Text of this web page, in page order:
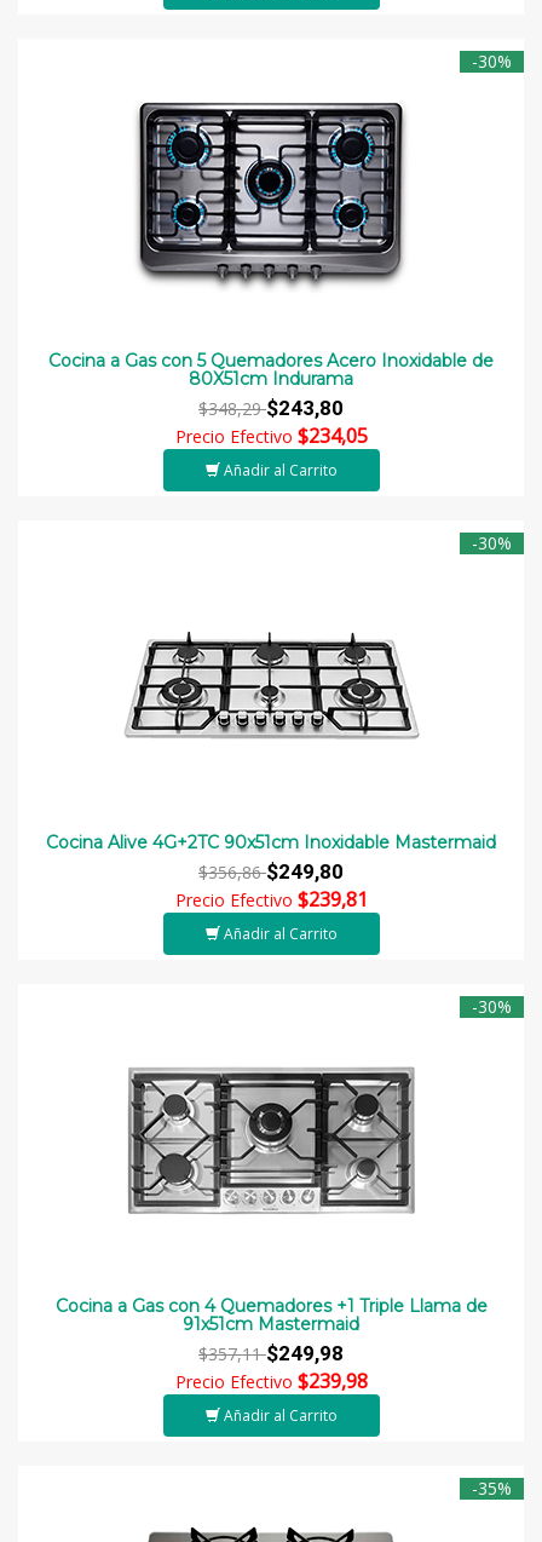
-30%
Cocina a Gas con 5 Quemadores Acero Inoxidable de
80X51cm Indurama
$348,29$243,80
Precio Efectivo $234,05
Añadir al Carrito
-30%
Cocina Alive 4G+2TC 90x51cm Inoxidable Mastermaid
$356,86$249,80
Precio Efectivo $239,81
Añadir al Carrito
-30%
Cocina a Gas con 4 Quemadores +1 Triple Llama de
91x51cm Mastermaid
$357,11$249,98
Precio Efectivo $239,98
Añadir al Carrito
-35%